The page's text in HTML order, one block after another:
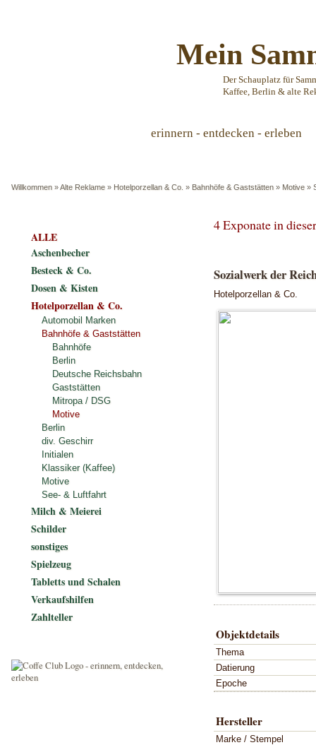
Mein
Der Schauplatz für
Kaffee, Berlin & alte
erinnern - entdecken - erleben
Willkommen »Alte Reklame » Hotelporzellan & Co. » Bahnhöfe & Gaststätten » Motive »
4 Exponate in
Sozialwerk der
Hotelporzellan & Co.
Objektdetails
Thema
Datierung
Epoche
Hersteller
Marke / Stempel
ALLE
Aschenbecher
Besteck & Co.
Dosen & Kisten
Hotelporzellan & Co.
Automobil Marken
Bahnhöfe & Gaststätten
Bahnhöfe
Berlin
Deutsche Reichsbahn
Gaststätten
Mitropa / DSG
Motive
Berlin
div. Geschirr
Initialen
Klassiker (Kaffee)
Motive
See- & Luftfahrt
Milch & Meierei
Schilder
sonstiges
Spielzeug
Tabletts und Schalen
Verkaufshilfen
Zahlteller